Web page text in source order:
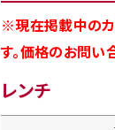
※現在掲載中のカ
す。価格のお問い
レンチ